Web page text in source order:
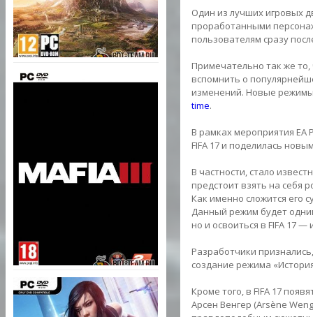
Один из лучших игровых
проработанными
пользователям сразу
Примечательно так же
вспомнить о
изменений. Новые
time.
В рамках мероприятия
FIFA 17 и поделилась
В частности, стало
предстоит взять на себя
Как именно сложится его
Данный режим будет
но и освоиться в FIFA 17
Разработчики
создание режима
Кроме того, в FIFA 17
Арсен Венгер (Arsène